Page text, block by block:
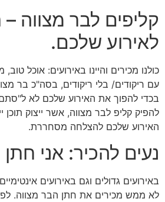
קליפים לבר מצווה –
לאירוע שלכם.
כולנו מכירים והיינו באירועים: אוכל
עם ריקודים/ בלי ריקודים, בסה"כ בר
בכדי להפוך את האירוע שלכם לא ל"סתם
להפיק קליפ לבר מצווה, אשר ייצוק תוכן
האירוע שלכם להצלחה מסחררת.
נעים להכיר: אני
באירועים גדולים וגם באירועים
לא ממש מכירים את חתן הבר מצווה.